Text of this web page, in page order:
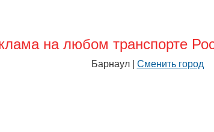
на любом транспорте
Барнаул | Сменить город